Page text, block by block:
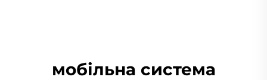
мобільна система